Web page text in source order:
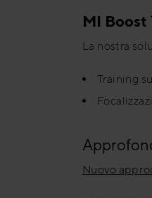
MI
La nostra
Training
Nuovo